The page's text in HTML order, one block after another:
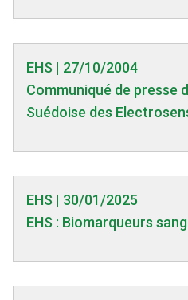
EHS | 27/10/2004
Communiqué de presse
Suédoise des
EHS | 30/01/2025
EHS : Biomarqueurs